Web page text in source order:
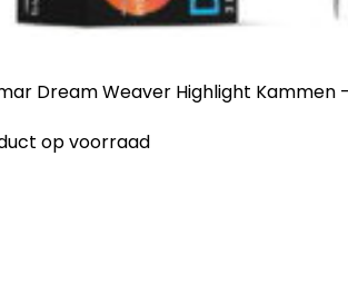
Dream Weaver Highlight Kammen
op voorraad